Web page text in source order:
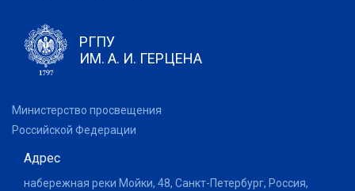
РГПУ
ИМ. А. И. ГЕРЦЕНА
Министерство просвещения
Российской Федерации
Адрес
набережная реки Мойки, 48, Санкт-Петербург, Россия,